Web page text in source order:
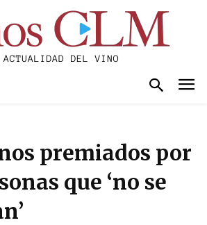
premiados por
que ‘no se